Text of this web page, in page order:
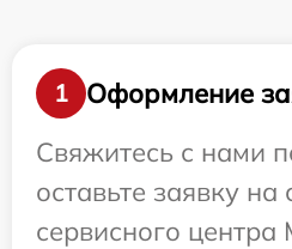
1
Оформление
Свяжитесь с нами
оставьте заявку на
сервисного